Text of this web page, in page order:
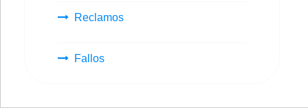
Reclamos
Fallos